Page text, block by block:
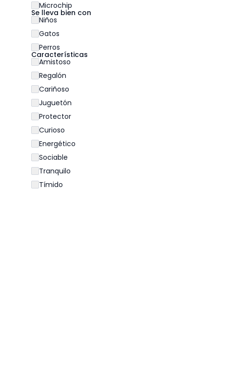
Microchip
Se lleva bien con
Niños
Gatos
Perros
Características
Amistoso
Regalón
Cariñoso
Juguetón
Protector
Curioso
Energético
Sociable
Tranquilo
Tímido